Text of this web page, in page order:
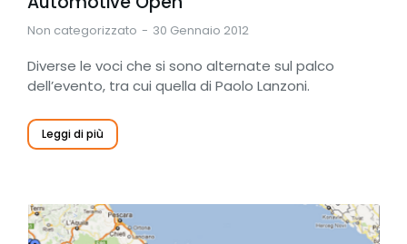
Non categorizzato 30 Gennaio 2012
Diverse le voci che si sono alternate sul palco
dell’evento, tra cui quella di Paolo Lanzoni.
Leggi di più